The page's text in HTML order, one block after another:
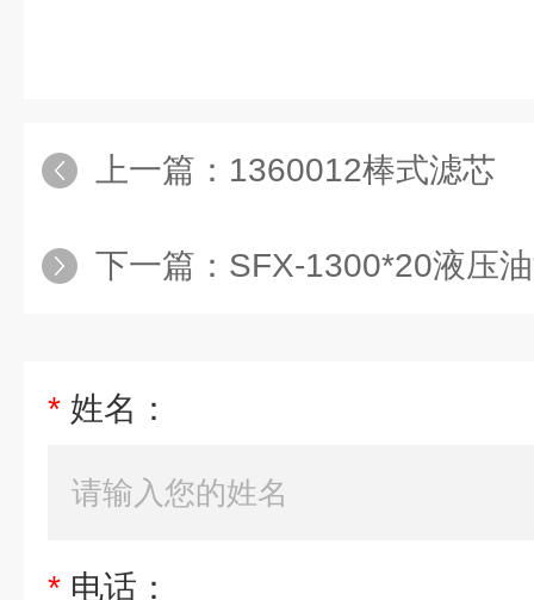
上一篇： 1360012棒式滤芯
下一篇： SFX-1300*20液压
* 姓名：
* 电话：